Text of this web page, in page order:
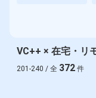
VC++ × 在宅・リ
201-240 / 全 372 件